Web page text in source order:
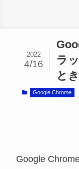
ラ
と
2022
4/16
Google Chrome
Google